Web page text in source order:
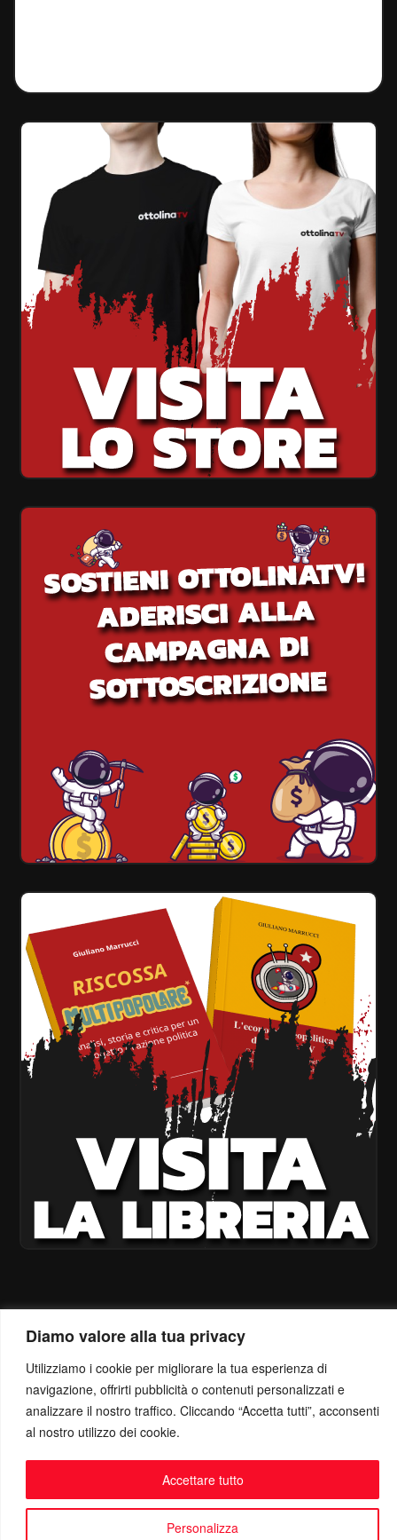
Diamo valore alla tua privacy
Utilizziamo i cookie per migliorare la tua esperienza di
navigazione, offrirti pubblicità o contenuti personalizzati e
analizzare il nostro traffico. Cliccando “Accetta tutti”, acconsenti
al nostro utilizzo dei cookie.
Personalizza
Accettare tutto